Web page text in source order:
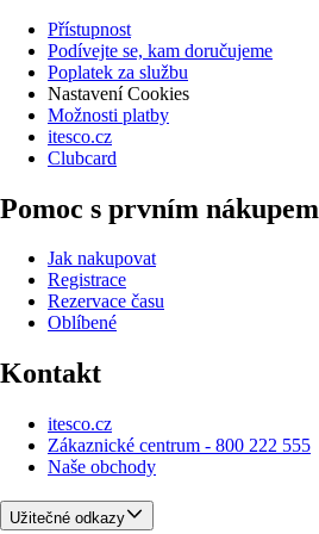
Přístupnost
Podívejte se, kam doručujeme
Poplatek za službu
Nastavení Cookies
Možnosti platby
itesco.cz
Clubcard
Pomoc s prvním nákupem
Jak nakupovat
Registrace
Rezervace času
Oblíbené
Kontakt
itesco.cz
Zákaznické centrum - 800 222 555
Naše obchody
Užitečné odkazy